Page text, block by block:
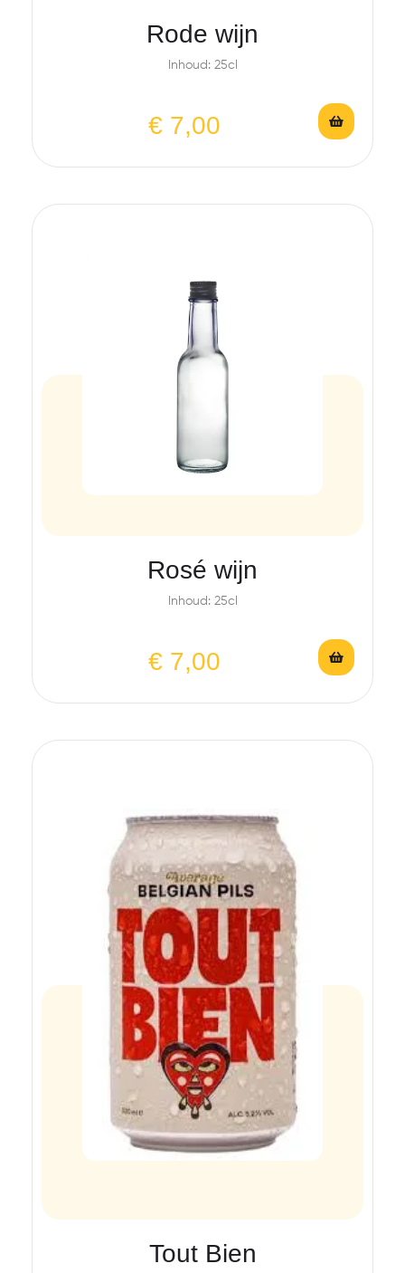
Rode wijn
Inhoud: 25cl
€ 7,00
Rosé wijn
Inhoud: 25cl
€ 7,00
Tout Bien